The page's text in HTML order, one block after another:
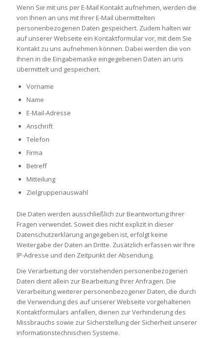
Wenn Sie mit uns per E-Mail Kontakt aufnehmen, werden die
von Ihnen an uns mit Ihrer E-Mail übermittelten
personenbezogenen Daten gespeichert. Zudem halten wir
auf unserer Webseite ein Kontaktformular vor, mit dem Sie
Kontakt zu uns aufnehmen können. Dabei werden die von
Ihnen in die Eingabemaske eingegebenen Daten an uns
übermittelt und gespeichert.
Vorname
Name
E-Mail-Adresse
Anschrift
Telefon
Firma
Betreff
Mitteilung
Zielgruppenauswahl
Die Daten werden ausschließlich zur Beantwortung Ihrer
Fragen verwendet. Soweit dies nicht explizit in dieser
Datenschutzerklärung angegeben ist, erfolgt keine
Weitergabe der Daten an Dritte. Zusätzlich erfassen wir Ihre
IP-Adresse und den Zeitpunkt der Absendung.
Die Verarbeitung der vorstehenden personenbezogenen
Daten dient allein zur Bearbeitung Ihrer Anfragen. Die
Verarbeitung weiterer personenbezogener Daten, die durch
die Verwendung des auf unserer Webseite vorgehaltenen
Kontaktformulars anfallen, dienen zur Verhinderung des
Missbrauchs sowie zur Sicherstellung der Sicherheit unserer
informationstechnischen Systeme.